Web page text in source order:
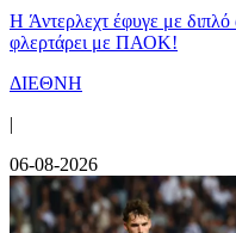
H Άντερλεχτ έφυγε με
φλερτάρει με ΠΑΟΚ!
ΔΙΕΘΝΗ
|
06-08-2026